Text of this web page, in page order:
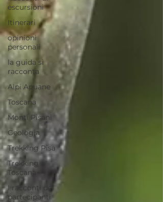
escursioni
Itinerari
opinioni
personali
la guida si
racconta
Alpi Apuane
Toscana
Monti Pisani
Geologia
Trekking Pisa
Trekking
Toscana
I racconti dei
partecipanti